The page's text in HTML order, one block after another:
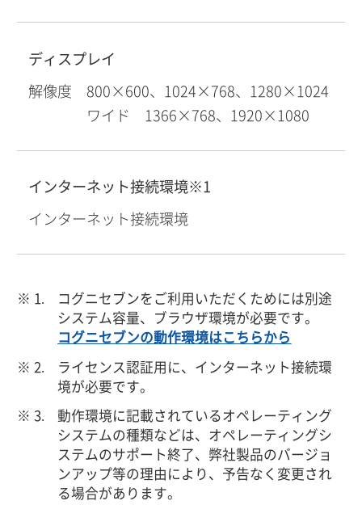
ディスプレイ
解像度 800×600、1024×768、1280×1024
ワイド 1366×768、1920×1080
インターネット接続環境※1
インターネット接続環境
コグニセブンをご利用いただくためには別途
システム容量、ブラウザ環境が必要です。
コグニセブンの動作環境はこちらから
ライセンス認証用に、インターネット接続環
境が必要です。
動作環境に記載されているオペレーティング
システムの種類などは、オペレーティングシ
ステムのサポート終了、弊社製品のバージョ
ンアップ等の理由により、予告なく変更され
る場合があります。